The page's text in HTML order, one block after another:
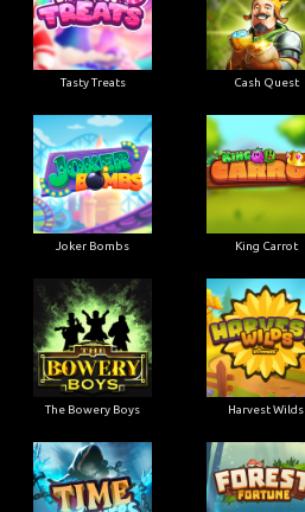
Tasty Treats Cash Quest
Joker Bombs King Carrot
The Bowery Boys Harvest Wilds